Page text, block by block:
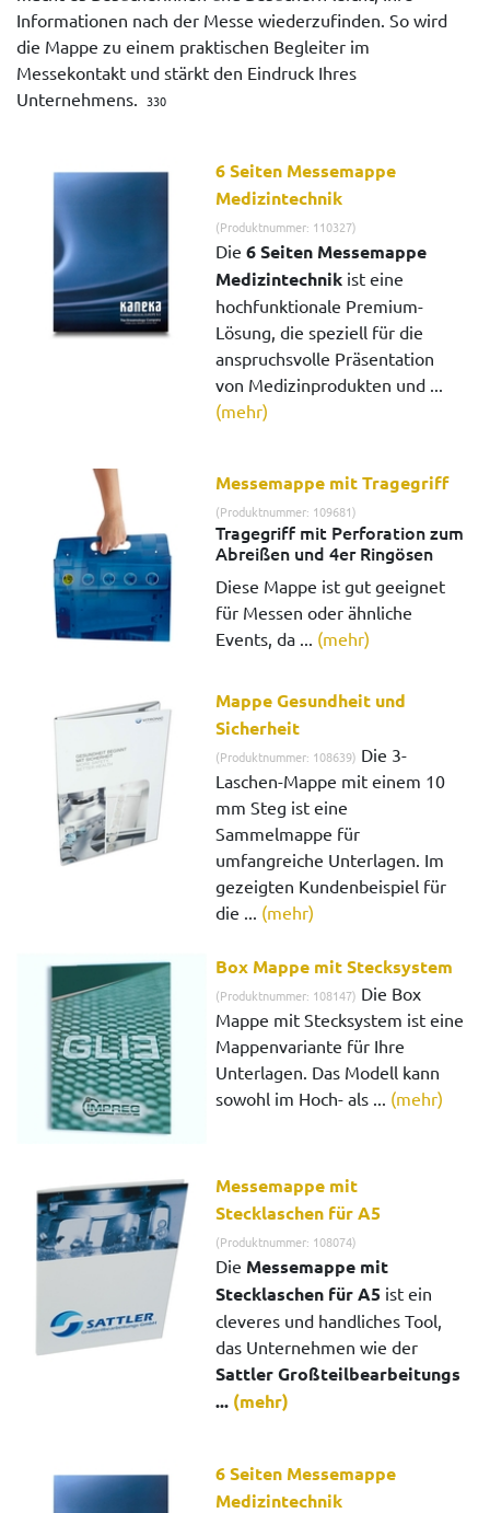
Informationen nach der Messe wiederzufinden. So wird
die Mappe zu einem praktischen Begleiter im
Messekontakt und stärkt den Eindruck Ihres
Unternehmens.
330
6 Seiten Messemappe
Medizintechnik
(Produktnummer: 110327)
Die6 Seiten Messemappe
Medizintechnik ist eine
hochfunktionale Premium-
Lösung, die speziell für die
anspruchsvolle Präsentation
von Medizinprodukten und ...
(mehr)
Messemappe mit Tragegriff
(Produktnummer: 109681)
Tragegriff mit Perforation zum
Abreißen und 4er Ringösen
Diese Mappe ist gut geeignet
für Messen oder ähnliche
Events, da ... (mehr)
Mappe Gesundheit und
Sicherheit
(Produktnummer: 108639) Die 3-
Laschen-Mappe mit einem 10
mm Steg ist eine
Sammelmappe für
umfangreiche Unterlagen. Im
gezeigten Kundenbeispiel für
die ... (mehr)
Box Mappe mit Stecksystem
(Produktnummer: 108147) Die Box
Mappe mit Stecksystem ist eine
Mappenvariante für Ihre
Unterlagen. Das Modell kann
sowohl im Hoch- als ... (mehr)
Messemappe mit
Stecklaschen für A5
(Produktnummer: 108074)
Die Messemappe mit
Stecklaschen für A5 ist ein
cleveres und handliches Tool,
das Unternehmen wie der
Sattler Großteilbearbeitungs
... (mehr)
6 Seiten Messemappe
Medizintechnik